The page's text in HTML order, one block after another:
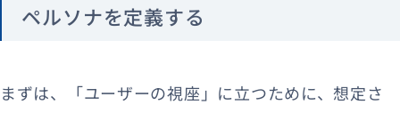
ペルソナを定義する
まずは、「ユーザーの視座」に立つために、想定さ